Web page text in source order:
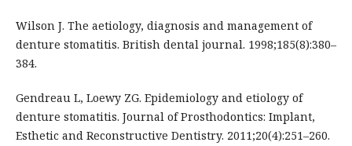
Wilson J. The aetiology, diagnosis and management of
denture stomatitis. British dental journal. 1998;185(8):380–
384.
Gendreau L, Loewy ZG. Epidemiology and etiology of
denture stomatitis. Journal of Prosthodontics: Implant,
Esthetic and Reconstructive Dentistry. 2011;20(4):251–260.